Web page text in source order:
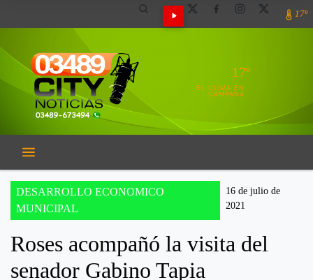
17º
17º
EL CLIMA EN
CAMPANA
DESARROLLO ECONOMICO
MUNICIPAL
16 de julio de
2021
Roses acompañó la visita del
senador Gabino Tapia